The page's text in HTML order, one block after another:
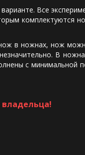
Все
комплектуются
ножнах, нож можно
В
с минимальной